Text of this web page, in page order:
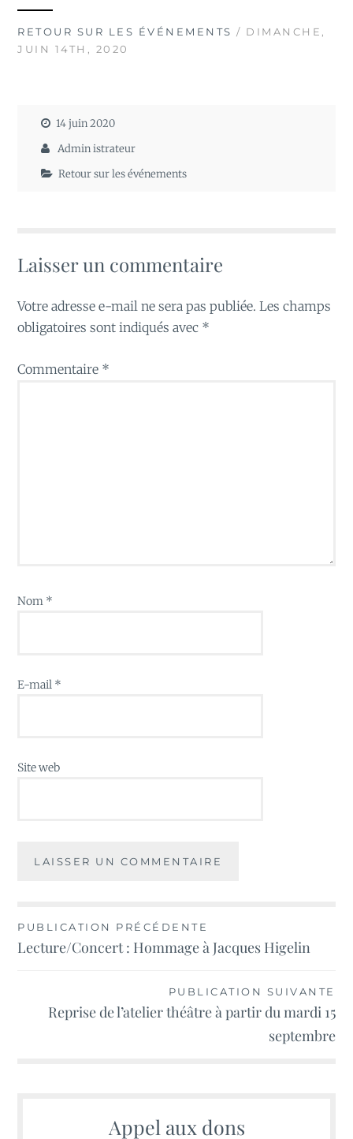
RETOUR SUR LES ÉVÉNEMENTS / DIMANCHE,
JUIN 14TH, 2020
14 juin 2020
Admin istrateur
Retour sur les événements
Laisser un commentaire
Votre adresse e-mail ne sera pas publiée. Les champs
obligatoires sont indiqués avec *
Commentaire *
Nom *
E-mail *
Site web
Navigation
de
PUBLICATION PRÉCÉDENTE
Lecture/Concert : Hommage à Jacques Higelin
PUBLICATION SUIVANTE
Reprise de l’atelier théâtre à partir du mardi 15
septembre
Appel aux dons